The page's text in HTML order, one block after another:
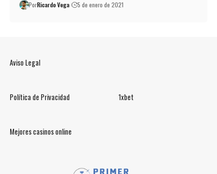
PorRicardo Vega 5 de enero de 2021
Aviso Legal
Política de Privacidad 1xbet
Mejores casinos online